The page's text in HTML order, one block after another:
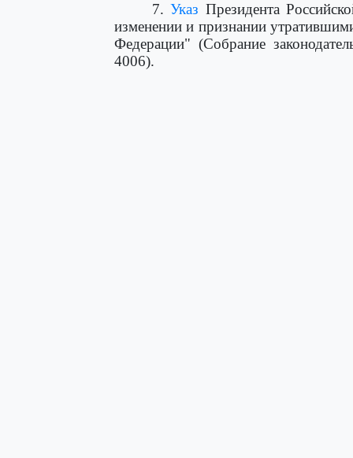
7.Указ Президента
изменении и признании
Федерации" (Собрание
4006).